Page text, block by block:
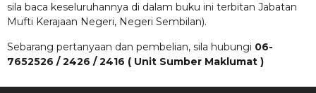
sila baca keseluruhannya di dalam buku ini terbitan Jabatan
Mufti Kerajaan Negeri, Negeri Sembilan).
Sebarang pertanyaan dan pembelian, sila hubungi 06-
7652526 / 2426 / 2416 ( Unit Sumber Maklumat )